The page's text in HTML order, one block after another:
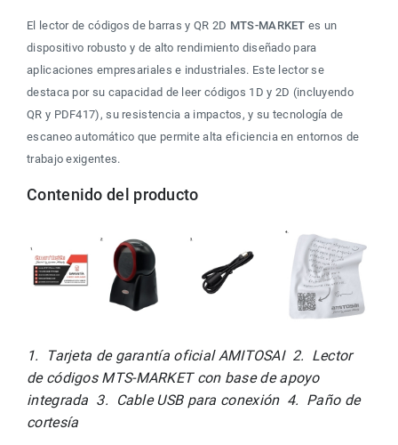
El lector de códigos de barras y QR 2D MTS-MARKET es un
dispositivo robusto y de alto rendimiento diseñado para
aplicaciones empresariales e industriales. Este lector se
destaca por su capacidad de leer códigos 1D y 2D (incluyendo
QR y PDF417), su resistencia a impactos, y su tecnología de
escaneo automático que permite alta eficiencia en entornos de
trabajo exigentes.
Contenido del producto
1.  Tarjeta de garantía oficial AMITOSAI  2.  Lector
de códigos MTS-MARKET con base de apoyo
integrada  3.  Cable USB para conexión  4.  Paño de
cortesía